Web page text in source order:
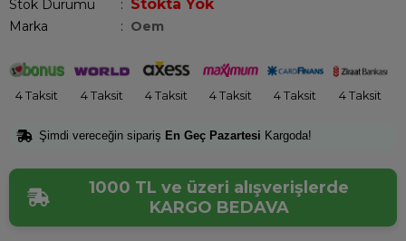
Stok Durumu : Stokta Yok
Marka : Oem
4 Taksit 4 Taksit 4 Taksit 4 Taksit 4 Taksit 4 Taksit
Şimdi vereceğin sipariş En Geç Pazartesi Kargoda!
1000 TL ve üzeri alışverişlerde
KARGO BEDAVA